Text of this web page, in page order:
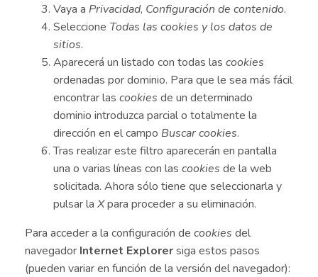
Vaya a Privacidad, Configuración de contenido.
Seleccione Todas las cookies y los datos de
sitios.
Aparecerá un listado con todas las cookies
ordenadas por dominio. Para que le sea más fácil
encontrar las cookies de un determinado
dominio introduzca parcial o totalmente la
dirección en el campo Buscar cookies.
Tras realizar este filtro aparecerán en pantalla
una o varias líneas con las cookies de la web
solicitada. Ahora sólo tiene que seleccionarla y
pulsar la Xpara proceder a su eliminación.
Para acceder a la configuración de cookies del
navegador Internet Explorersiga estos pasos
(pueden variar en función de la versión del navegador):